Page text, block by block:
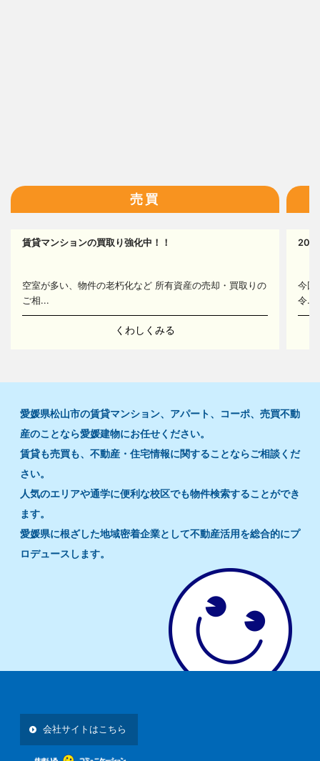
売買
賃貸マンションの買取り強化中！！
空室が多い、物件の老朽化など 所有資産の売却・買取りの
ご相...
くわしくみる
今回
令...
愛媛県松山市の賃貸マンション、アパート、コーポ、売買不動
産のことなら愛媛建物にお任せください。
賃貸も売買も、不動産・住宅情報に関することならご相談くだ
さい。
人気のエリアや通学に便利な校区でも物件検索することができ
ます。
愛媛県に根ざした地域密着企業として不動産活用を総合的にプ
ロデュースします。
会社サイトはこちら